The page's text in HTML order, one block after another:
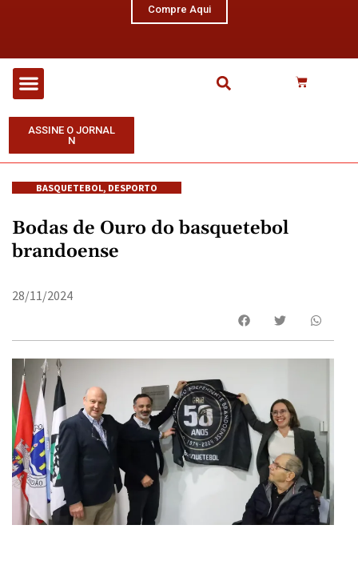
Compre Aqui
ASSINE O JORNAL
N
BASQUETEBOL, DESPORTO
Bodas de Ouro do basquetebol
brandoense
28/11/2024